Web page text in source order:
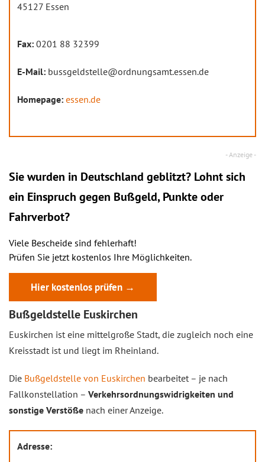
45127 Essen
Fax: 0201 88 32399
E-Mail: bussgeldstelle@ordnungsamt.essen.de
Homepage: essen.de
Sie wurden in Deutschland geblitzt? Lohnt sich
ein Einspruch gegen Bußgeld, Punkte oder
Fahrverbot?
Viele Bescheide sind fehlerhaft!
Prüfen Sie jetzt kostenlos Ihre Möglichkeiten.
Hier kostenlos prüfen →
Bußgeldstelle Euskirchen
Euskirchen ist eine mittelgroße Stadt, die zugleich noch eine
Kreisstadt ist und liegt im Rheinland.
Die Bußgeldstelle von Euskirchen bearbeitet – je nach
Fallkonstellation – Verkehrsordnungswidrigkeiten und
sonstige Verstöße nach einer Anzeige.
Adresse: